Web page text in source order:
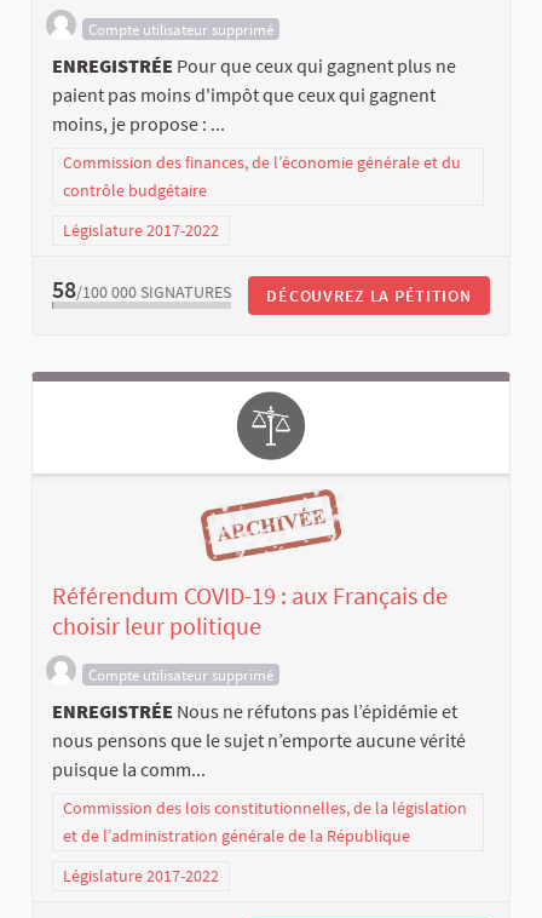
Compte utilisateur supprimé
ENREGISTRÉE Pour que ceux qui gagnent plus ne
paient pas moins d'impôt que ceux qui gagnent
moins, je propose : ...
Commission des finances, de l’économie générale et du
contrôle budgétaire
Législature 2017-2022
58/100 000 SIGNATURES DÉCOUVREZ LA PÉTITION
Référendum COVID-19 : aux Français de
choisir leur politique
Compte utilisateur supprimé
ENREGISTRÉE Nous ne réfutons pas l’épidémie et
nous pensons que le sujet n’emporte aucune vérité
puisque la comm...
Commission des lois constitutionnelles, de la législation
et de l’administration générale de la République
Législature 2017-2022